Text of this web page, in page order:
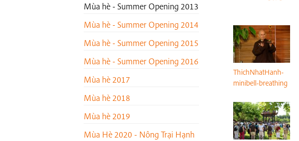
Mùa hè - Summer Opening 2013
Mùa hè - Summer Opening 2014
Mùa hè - Summer Opening 2015
Mùa hè - Summer Opening 2016
Mùa hè 2017
Mùa hè 2018
Mùa hè 2019
Mùa Hè 2020 - Nông Trại Hạnh
ThichNhatHanh-
minibell-breathing